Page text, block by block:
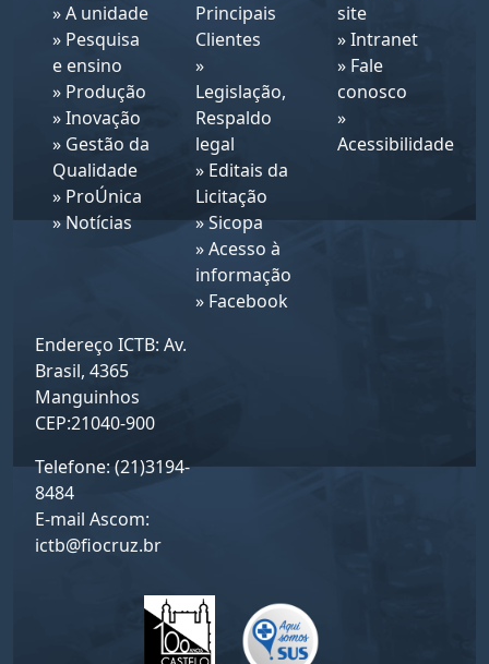
»A unidade
» Pesquisa
e ensino
» Produção
»Inovação
» Gestão da
Qualidade
» ProÚnica
» Notícias
Principais
Clientes
»
Legislação,
Respaldo
legal
» Editais da
Licitação
»Sicopa
»Acesso à
informação
» Facebook
site
»Intranet
» Fale
conosco
»
Acessibilidade
Endereço ICTB: Av.
Brasil, 4365
Manguinhos
CEP:21040-900
Telefone: (21)3194-
8484
E-mail Ascom:
ictb@fiocruz.br